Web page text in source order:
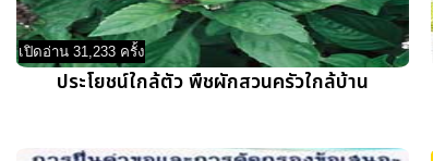
เปิดอ่าน 31,233 ครั้ง
ประโยชน์ใกล้ตัว พืชผักสวนครัวใกล้บ้าน